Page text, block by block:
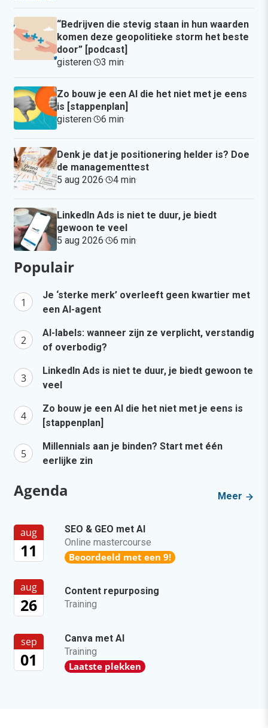
“Bedrijven die stevig staan in hun waarden
komen deze geopolitieke storm het beste
door” [podcast]
gisteren· 3 min·
Zo bouw je een AI die het niet met je eens
is [stappenplan]
gisteren· 6 min·
Denk je dat je positionering helder is? Doe
de managementtest
5 aug 2026· 4 min·
LinkedIn Ads is niet te duur, je biedt
gewoon te veel
5 aug 2026· 6 min·
Populair
Je ‘sterke merk’ overleeft geen kwartier met
een AI-agent
AI-labels: wanneer zijn ze verplicht, verstandig
of overbodig?
LinkedIn Ads is niet te duur, je biedt gewoon te
veel
Zo bouw je een AI die het niet met je eens is
[stappenplan]
Millennials aan je binden? Start met één
eerlijke zin
Agenda Meer
aug
11
SEO & GEO met AI
Online mastercourse
Beoordeeld met een 9!
aug
26
Content repurposing
Training
sep
01
Canva met AI
Training
Laatste plekken